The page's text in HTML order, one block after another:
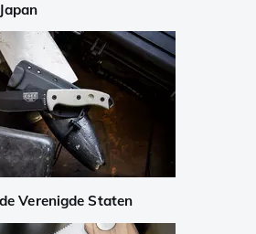
Verenigde Staten